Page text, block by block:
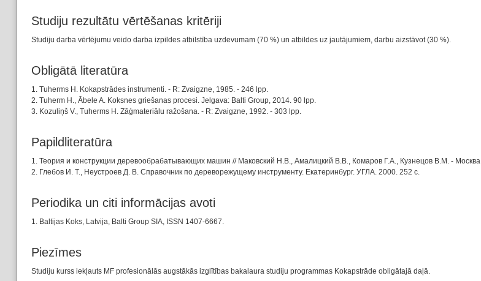
Studiju rezultātu vērtēšanas kritēriji
Studiju darba vērtējumu veido darba izpildes atbilstība uzdevumam (70 %) un atbildes uz jautājumiem, darbu aizstāvot (30 %).
Obligātā literatūra
1. Tuherms H. Kokapstrādes instrumenti. - R: Zvaigzne, 1985. - 246 lpp.
2. Tuherm H., Ābele A. Koksnes griešanas procesi. Jelgava: Balti Group, 2014. 90 lpp.
3. Kozuliņš V., Tuherms H. Zāģmateriālu ražošana. - R: Zvaigzne, 1992. - 303 lpp.
Papildliteratūra
1. Теория и конструкции деревообрабатывающих машин // Маковский Н.В., Амалицкий В.В., Комаров Г.А., Кузнецов В.М. -
2. Глебов И. Т., Неустроев Д. В. Справочник по дереворежущему инструменту. Екатеринбург. УГЛА. 2000. 252 с.
Periodika un citi informācijas avoti
1. Baltijas Koks, Latvija, Balti Group SIA, ISSN 1407-6667.
Piezīmes
Studiju kurss iekļauts MF profesionālās augstākās izglītības bakalaura studiju programmas Kokapstrāde obligātajā daļā.